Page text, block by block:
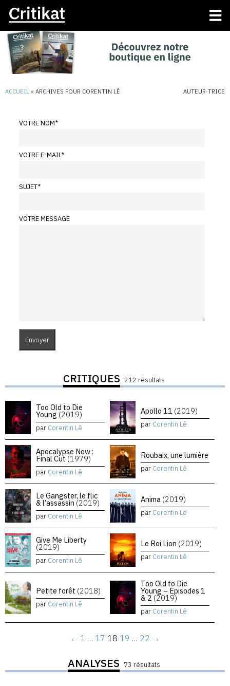
ACCUEIL » ARCHIVES POUR CORENTIN LÊ AUTEUR·TRICE
VOTRE NOM*
VOTRE E-MAIL*
SUJET*
VOTRE MESSAGE
CRITIQUES 212 résultats
Too Old to Die
Young (2019)
par Corentin Lê
Apollo 11 (2019)
par Corentin Lê
Apocalypse Now :
Final Cut (1979)
par Corentin Lê
Roubaix, une lumière
par Corentin Lê
Le Gangster, le flic
& l’assassin (2019)
par Corentin Lê
Anima (2019)
par Corentin Lê
Give Me Liberty
(2019)
par Corentin Lê
Le Roi Lion (2019)
par Corentin Lê
Petite forêt (2018)
par Corentin Lê
Too Old to Die
Young – Episodes 1
& 2 (2019)
par Corentin Lê
← 1 … 17 18 19 … 22 →
ANALYSES 73 résultats